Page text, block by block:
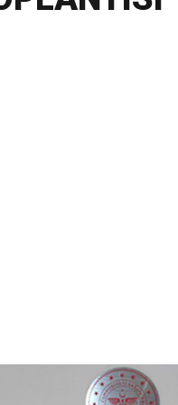
“Amasya’nın Gururları: